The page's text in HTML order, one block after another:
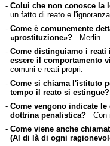
- Colui che non conosce la
un fatto di reato e
- Come è comunemente
«prostituzione»?Merlin.
- Come distinguiamo i reati
essere il comportamento
comuni e reati propri.
- Come si chiama l'istituto
tempo il reato si estingue?
- Come vengono indicate
dottrina penalistica?Con i
- Come viene anche
(Al di là di ogni